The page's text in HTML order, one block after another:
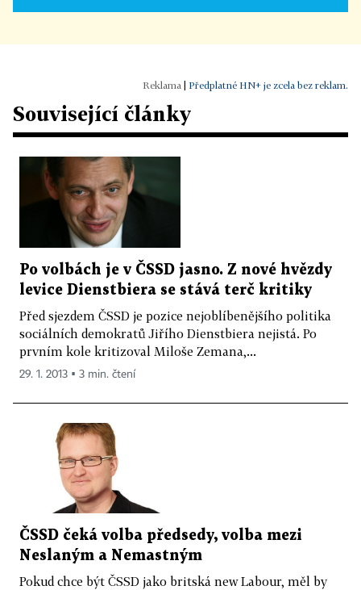
Předplatné HN+ je zcela bez reklam.
Související články
Po volbách je v ČSSD jasno. Z nové hvězdy
levice Dienstbiera se stává terč kritiky
Před sjezdem ČSSD je pozice nejoblíbenějšího politika
sociálních demokratů Jiřího Dienstbiera nejistá. Po
prvním kole kritizoval Miloše Zemana,...
29. 1. 2013 ▪ 3 min. čtení
ČSSD čeká volba předsedy, volba mezi
Neslaným a Nemastným
Pokud chce být ČSSD jako britská new Labour, měl by